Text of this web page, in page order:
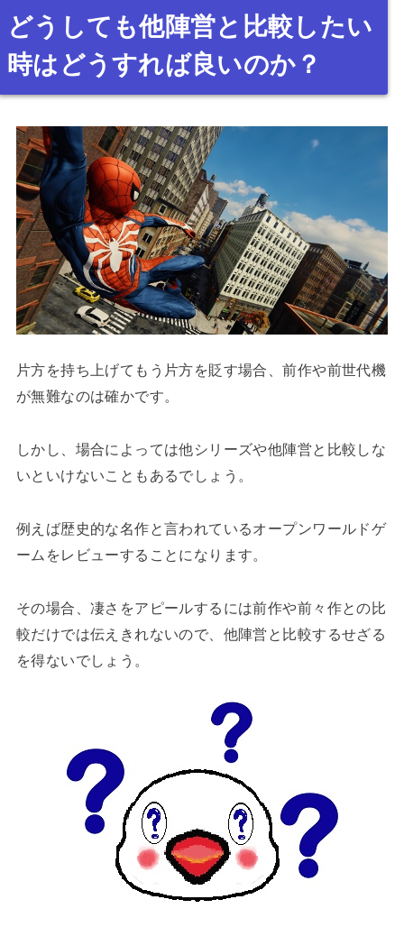
どうしても他陣営と比較したい
時はどうすれば良いのか？
片方を持ち上げてもう片方を貶す場合、前作や前世代機
が無難なのは確かです。
しかし、場合によっては他シリーズや他陣営と比較しな
いといけないこともあるでしょう。
例えば歴史的な名作と言われているオープンワールドゲ
ームをレビューすることになります。
その場合、凄さをアピールするには前作や前々作との比
較だけでは伝えきれないので、他陣営と比較するせざる
を得ないでしょう。